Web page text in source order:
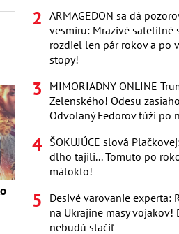
ARMAGEDON sa dá
vesmíru: Mrazivé satelitné
rozdiel len pár rokov a po
stopy!
MIMORIADNY ONLINE
Zelenského! Odesu
Odvolaný Fedorov túži po
ŠOKUJÚCE slová
dlho tajili... Tomuto po
málokto!
Desivé varovanie experta:
na Ukrajine masy vojakov!
nebudú stačiť